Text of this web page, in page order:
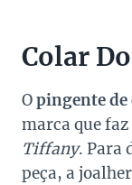
Colar
Opingente de
marca que
Tiffany. Para
peça, a